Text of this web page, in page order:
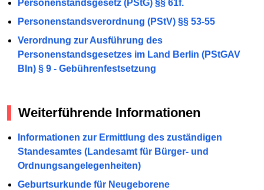
Personenstandsgesetz (PStG) §§ 61f.
Personenstandsverordnung (PStV) §§ 53-55
Verordnung zur Ausführung des
Personenstandsgesetzes im Land Berlin (PStGAV
Bln) § 9 - Gebührenfestsetzung
Weiterführende Informationen
Informationen zur Ermittlung des zuständigen
Standesamtes (Landesamt für Bürger- und
Ordnungsangelegenheiten)
Geburtsurkunde für Neugeborene